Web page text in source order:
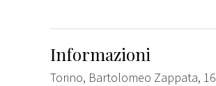
Informazioni
Torino, Bartolomeo Zappata,